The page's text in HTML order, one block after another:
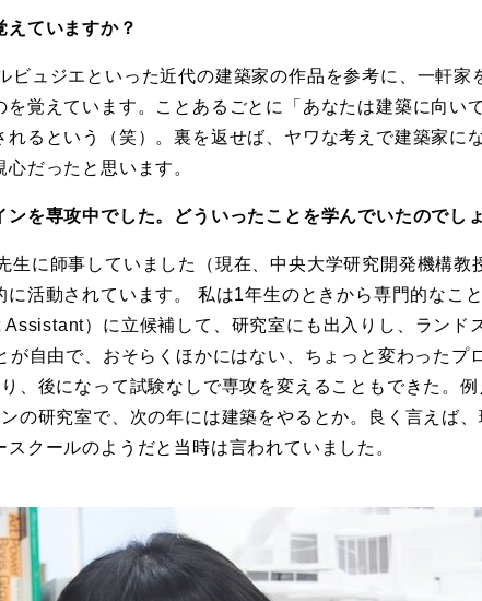
えていますか？
ビュジエといった近代の建築家の作品を参考に、一軒家
覚えています。ことあるごとに「あなたは建築に向い
るという（笑）。裏を返せば、ヤワな考えで建築家に
だったと思います。
を専攻中でした。どういったことを学んでいたのでしょ
生に師事していました（現在、中央大学研究開発機構教
活動されています。 私は1年生のときから専門的なこ
）に立候補して、研究室にも出入りし、ランド
自由で、おそらくほかにはない、ちょっと変わったプ
、後になって試験なしで専攻を変えることもできた。
の研究室で、次の年には建築をやるとか。良く言えば
クールのようだと当時は言われていました。